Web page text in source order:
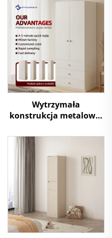
Wytrzymała
konstrukcja metalowej